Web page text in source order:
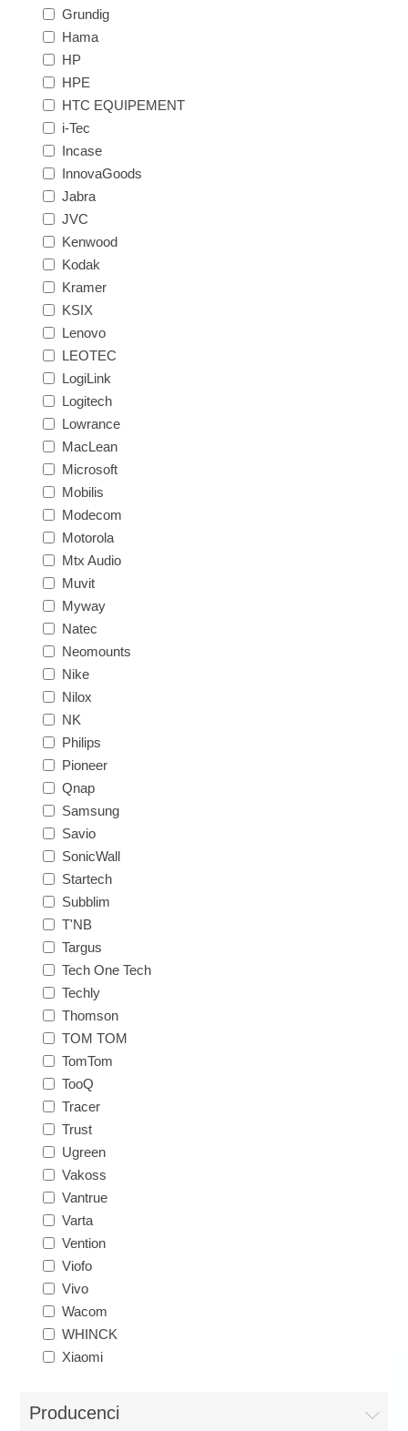
Grundig
Hama
HP
HPE
HTC EQUIPEMENT
i-Tec
Incase
InnovaGoods
Jabra
JVC
Kenwood
Kodak
Kramer
KSIX
Lenovo
LEOTEC
LogiLink
Logitech
Lowrance
MacLean
Microsoft
Mobilis
Modecom
Motorola
Mtx Audio
Muvit
Myway
Natec
Neomounts
Nike
Nilox
NK
Philips
Pioneer
Qnap
Samsung
Savio
SonicWall
Startech
Subblim
T'NB
Targus
Tech One Tech
Techly
Thomson
TOM TOM
TomTom
TooQ
Tracer
Trust
Ugreen
Vakoss
Vantrue
Varta
Vention
Viofo
Vivo
Wacom
WHINCK
Xiaomi
Producenci